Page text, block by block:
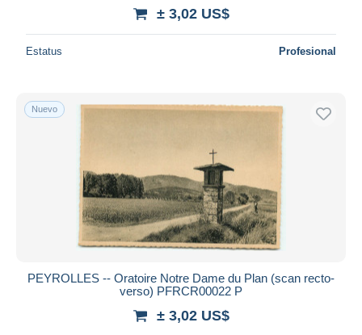
± 3,02 US$
Estatus Profesional
Nuevo
PEYROLLES -- Oratoire Notre Dame du Plan (scan recto-
verso) PFRCR00022 P
± 3,02 US$